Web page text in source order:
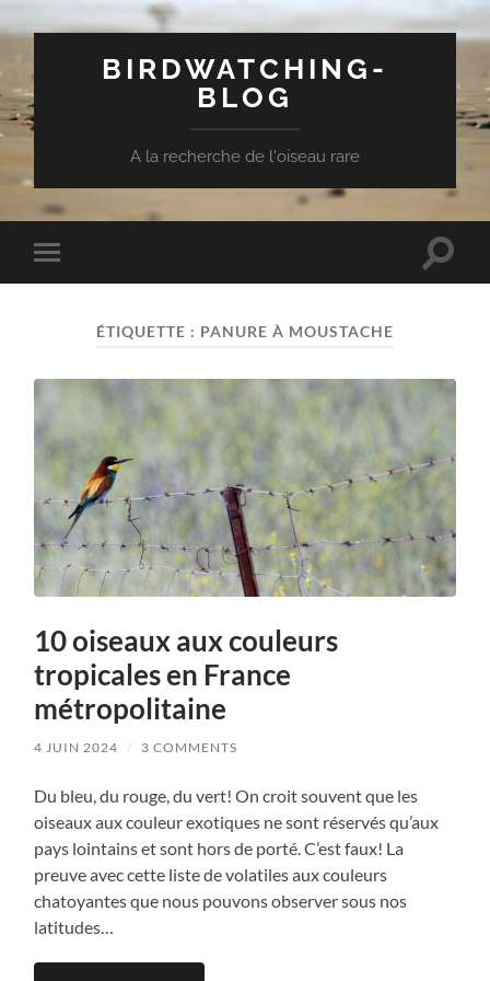
BIRDWATCHING-
BLOG
A la recherche de l'oiseau rare
Toggle
mobile
Toggle
ÉTIQUETTE : PANURE À MOUSTACHE
10 oiseaux aux couleurs
tropicales en France
métropolitaine
4 JUIN 2024 / 3 COMMENTS
Du bleu, du rouge, du vert! On croit souvent que les
oiseaux aux couleur exotiques ne sont réservés qu’aux
pays lointains et sont hors de porté. C’est faux! La
preuve avec cette liste de volatiles aux couleurs
chatoyantes que nous pouvons observer sous nos
latitudes…